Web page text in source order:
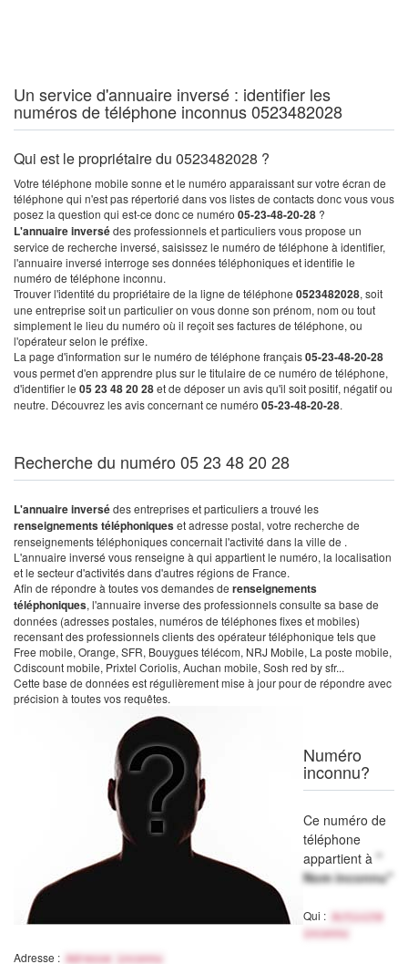
Un service d'annuaire inversé : identifier les
numéros de téléphone inconnus 0523482028
Qui est le propriétaire du 0523482028 ?
Votre téléphone mobile sonne et le numéro apparaissant sur votre écran de
téléphone qui n'est pas répertorié dans vos listes de contacts donc vous vous
posez la question qui est-ce donc ce numéro 05-23-48-20-28 ?
L'annuaire inversédes professionnels et particuliers vous propose un
service de recherche inversé, saisissez le numéro de téléphone à identifier,
l'annuaire inversé interroge ses données téléphoniques et identifie le
numéro de téléphone inconnu.
Trouver l'identité du propriétaire de la ligne de téléphone 0523482028, soit
une entreprise soit un particulier on vous donne son prénom, nom ou tout
simplement le lieu du numéro où il reçoit ses factures de téléphone, ou
l'opérateur selon le préfixe.
La page d'information sur le numéro de téléphone français05-23-48-20-28
vous permet d'en apprendre plus sur le titulaire de ce numéro de téléphone,
d'identifier le 05 23 48 20 28et de déposer un avis qu'il soit positif, négatif ou
neutre. Découvrez les avis concernant ce numéro 05-23-48-20-28.
Recherche du numéro 05 23 48 20 28
L'annuaire inversédes entreprises et particuliers a trouvé les
renseignements téléphoniqueset adresse postal, votre recherche de
renseignements téléphoniques concernait l'activité dans la ville de .
L'annuaire inversé vous renseigne à qui appartient le numéro, la localisation
et le secteur d'activités dans d'autres régions de France.
Afin de répondre à toutes vos demandes de renseignements
téléphoniques, l'annuaire inverse des professionnels consulte sa base de
données (adresses postales, numéros de téléphones fixes et mobiles)
recensant des professionnels clients des opérateur téléphonique tels que
Free mobile, Orange, SFR, Bouygues télécom, NRJ Mobile, La poste mobile,
Cdiscount mobile, Prixtel Coriolis, Auchan mobile, Sosh red by sfr...
Cette base de données est régulièrement mise à jour pour de répondre avec
précision à toutes vos requêtes.
Numéro
inconnu?
Ce numéro de
téléphone
appartient à "
Nom inconnu"
Qui :
Activité
inconnu
Adresse : Adresse inconnu